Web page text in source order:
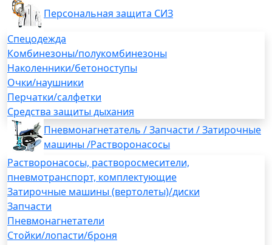
Персональная защита СИЗ
Спецодежда
Комбинезоны/полукомбинезоны
Наколенники/бетоноступы
Очки/наушники
Перчатки/салфетки
Средства защиты дыхания
Пневмонагнетатель / Запчасти / Затирочные
машины /Растворонасосы
Растворонасосы, растворосмесители,
пневмотранспорт, комплектующие
Затирочные машины (вертолеты)/диски
Запчасти
Пневмонагнетатели
Стойки/лопасти/броня